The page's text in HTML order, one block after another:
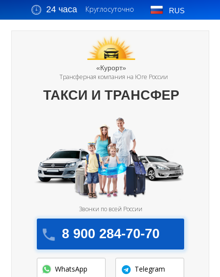
24 часа Круглосуточно RUS
«Курорт»
Трансферная компания на Юге России
8 900 284-70-70
Звонки по всей России
ТАКСИ И ТРАНСФЕР
WhatsApp Telegram